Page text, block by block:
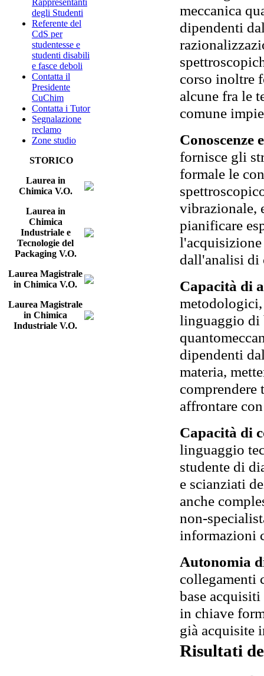
Rappresentanti
degli Studenti
Referente del
CdS per
studentesse e
studenti disabili
e fasce deboli
Contatta il
Presidente
CuChim
Contatta i Tutor
Segnalazione
reclamo
Zone studio
STORICO
Laurea in
Chimica V.O.
Laurea in
Chimica
Industriale e
Tecnologie del
Packaging V.O.
Laurea Magistrale
in Chimica V.O.
Laurea Magistrale
in Chimica
Industriale V.O.
meccanica
dipendenti
corso inoltre
alcune fra le
comune
Conoscenze
fornisce gli
formale le
vibrazionale,
pianificare
dall'analisi di
Capacità di
linguaggio di
dipendenti
materia,
comprendere
affrontare
Capacità di
linguaggio
studente di
e scianziati
anche
non-
informazioni
Autonomia
collegamenti
base
in chiave
già acquisite
Risultati